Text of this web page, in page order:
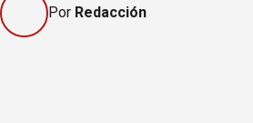
Por Redacción